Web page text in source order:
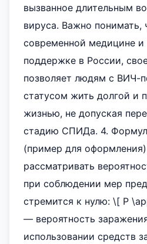
вызванное длительным
вируса. Важно понимать,
современной медицине и
поддержке в России,
позволяет людям с ВИЧ-
статусом жить долгой и
жизнью, не допуская
стадию СПИДа. 4.
(пример для
рассматривать
при соблюдении мер
стремится к нулю: \[ P
— вероятность
использовании средств